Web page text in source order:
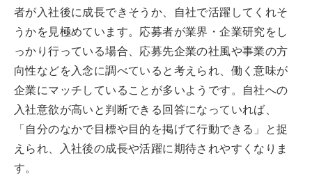
者が入社後に成長できそうか、自社で活躍してくれそ
うかを見極めています。応募者が業界・企業研究をし
っかり行っている場合、応募先企業の社風や事業の方
向性などを入念に調べていると考えられ、働く意味が
企業にマッチしていることが多いようです。自社への
入社意欲が高いと判断できる回答になっていれば、
「自分のなかで目標や目的を掲げて行動できる」と捉
えられ、入社後の成長や活躍に期待されやすくなりま
す。